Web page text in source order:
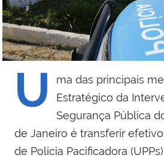
U
ma das principais
Estratégico da
Segurança Pública
de Janeiro é transferir
de Polícia Pacificadora